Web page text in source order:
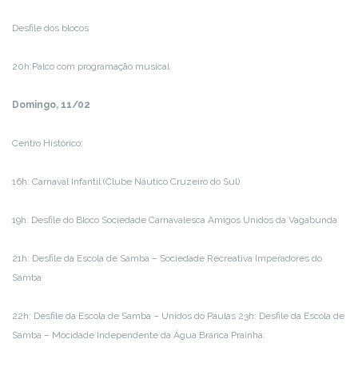
Desfile dos blocos
20h:Palco com programação musical
Domingo, 11/02
Centro Histórico:
16h: Carnaval Infantil (Clube Náutico Cruzeiro do Sul)
19h: Desfile do Bloco Sociedade Carnavalesca Amigos Unidos da Vagabunda
21h: Desfile da Escola de Samba – Sociedade Recreativa Imperadores do
Samba
22h: Desfile da Escola de Samba – Unidos do Paulas 23h: Desfile da Escola de
Samba – Mocidade Independente da Água Branca Prainha: